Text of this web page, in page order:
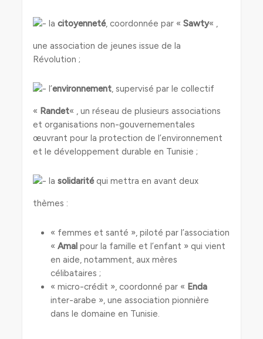
lacitoyenneté, coordonnée par «Sawty« ,
une association de jeunes issue de la
Révolution ;
l’environnement, supervisé par le collectif
« Randet« , un réseau de plusieurs associations
et organisations non-gouvernementales
œuvrant pour la protection de l’environnement
et le développement durable en Tunisie ;
lasolidaritéqui mettra en avant deux
thèmes :
« femmes et santé », piloté par l’association
«Amal pour la famille et l’enfant » qui vient
en aide, notamment, aux mères
célibataires ;
« micro-crédit », coordonné par « Enda
inter-arabe », une association pionnière
dans le domaine en Tunisie.